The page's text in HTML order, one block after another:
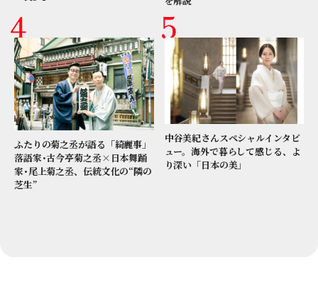
ふたりの菊之丞が語る「綺麗事」
落語家･古今亭菊之丞×日本舞踊
家･尾上菊之丞、伝統文化の“隣の
芝生”
中谷美紀さんスペシャルインタビ
ュー。海外で暮らして感じる、よ
り深い「日本の美」